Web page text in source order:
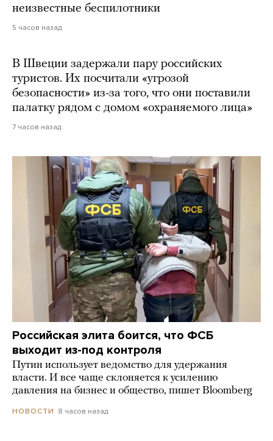
неизвестные беспилотники
5 часов назад
В Швеции задержали пару российских
туристов. Их посчитали «угрозой
безопасности» из-за того, что они поставили
палатку рядом с домом «охраняемого лица»
7 часов назад
Российская элита боится, что ФСБ
выходит из-под контроля
Путин использует ведомство для удержания
власти. И все чаще склоняется к усилению
давления на бизнес и общество, пишет Bloomberg
НОВОСТИ 8 часов назад